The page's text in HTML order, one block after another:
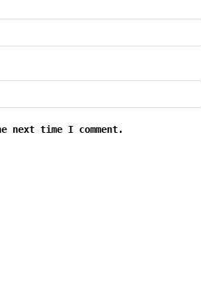
next time I comment.